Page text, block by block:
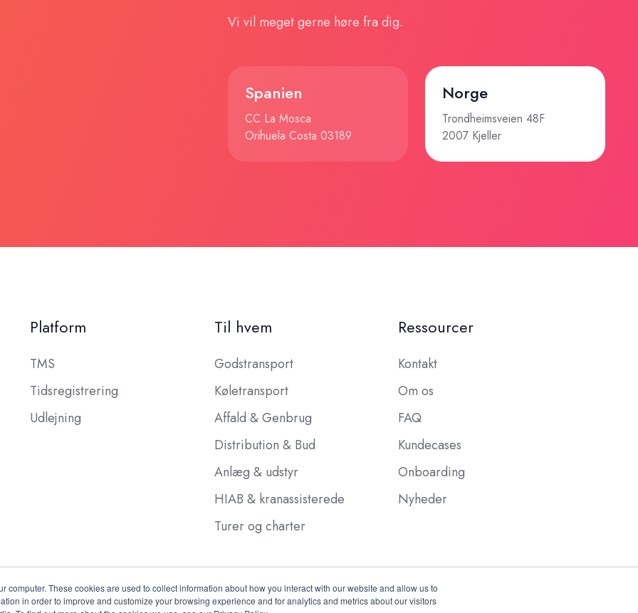
computer. These cookies are used to collect information about how you interact with our website and allow us to
in order to improve and customize your browsing experience and for analytics and metrics about our visitors
Vi vil meget gerne høre fra dig.
Spanien
CC La Mosca
Orihuela Costa 03189
Norge
Trondheimsveien 48F
2007 Kjeller
Platform
TMS
Tidsregistrering
Udlejning
Til hvem
Godstransport
Køletransport
Affald & Genbrug
Distribution & Bud
Anlæg & udstyr
HIAB & kranassisterede
Turer og charter
Ressourcer
Kontakt
Om os
FAQ
Kundecases
Onboarding
Nyheder